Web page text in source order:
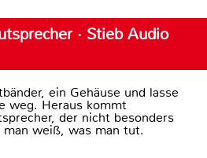
· Stieb Audio
ein Gehäuse und lasse
weg. Heraus kommt
der nicht besonders
weiß, was man tut.